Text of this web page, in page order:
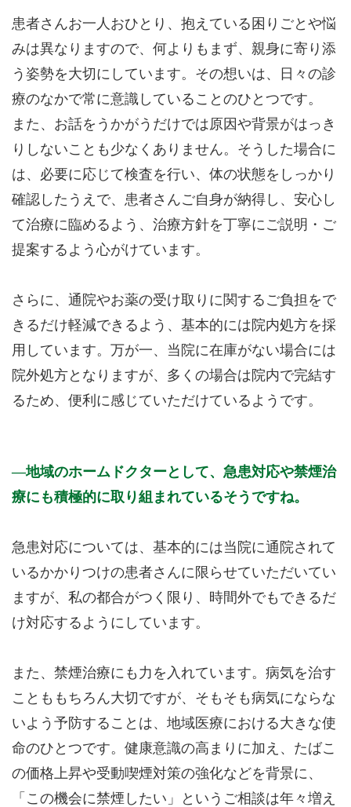
患者さんお一人おひとり、抱えている困りごとや悩
みは異なりますので、何よりもまず、親身に寄り添
う姿勢を大切にしています。その想いは、日々の診
療のなかで常に意識していることのひとつです。
また、お話をうかがうだけでは原因や背景がはっき
りしないことも少なくありません。そうした場合に
は、必要に応じて検査を行い、体の状態をしっかり
確認したうえで、患者さんご自身が納得し、安心し
て治療に臨めるよう、治療方針を丁寧にご説明・ご
提案するよう心がけています。
さらに、通院やお薬の受け取りに関するご負担をで
きるだけ軽減できるよう、基本的には院内処方を採
用しています。万が一、当院に在庫がない場合には
院外処方となりますが、多くの場合は院内で完結す
るため、便利に感じていただけているようです。
地域のホームドクターとして、急患対応や禁煙治
療にも積極的に取り組まれているそうですね。
急患対応については、基本的には当院に通院されて
いるかかりつけの患者さんに限らせていただいてい
ますが、私の都合がつく限り、時間外でもできるだ
け対応するようにしています。
また、禁煙治療にも力を入れています。病気を治す
ことももちろん大切ですが、そもそも病気にならな
いよう予防することは、地域医療における大きな使
命のひとつです。健康意識の高まりに加え、たばこ
の価格上昇や受動喫煙対策の強化などを背景に、
「この機会に禁煙したい」というご相談は年々増え